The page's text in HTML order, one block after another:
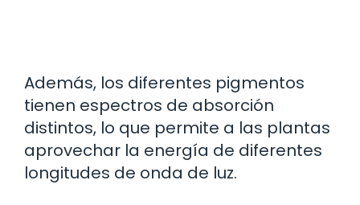
Además, los diferentes pigmentos
tienen espectros de absorción
distintos, lo que permite a las plantas
aprovechar la energía de diferentes
longitudes de onda de luz.